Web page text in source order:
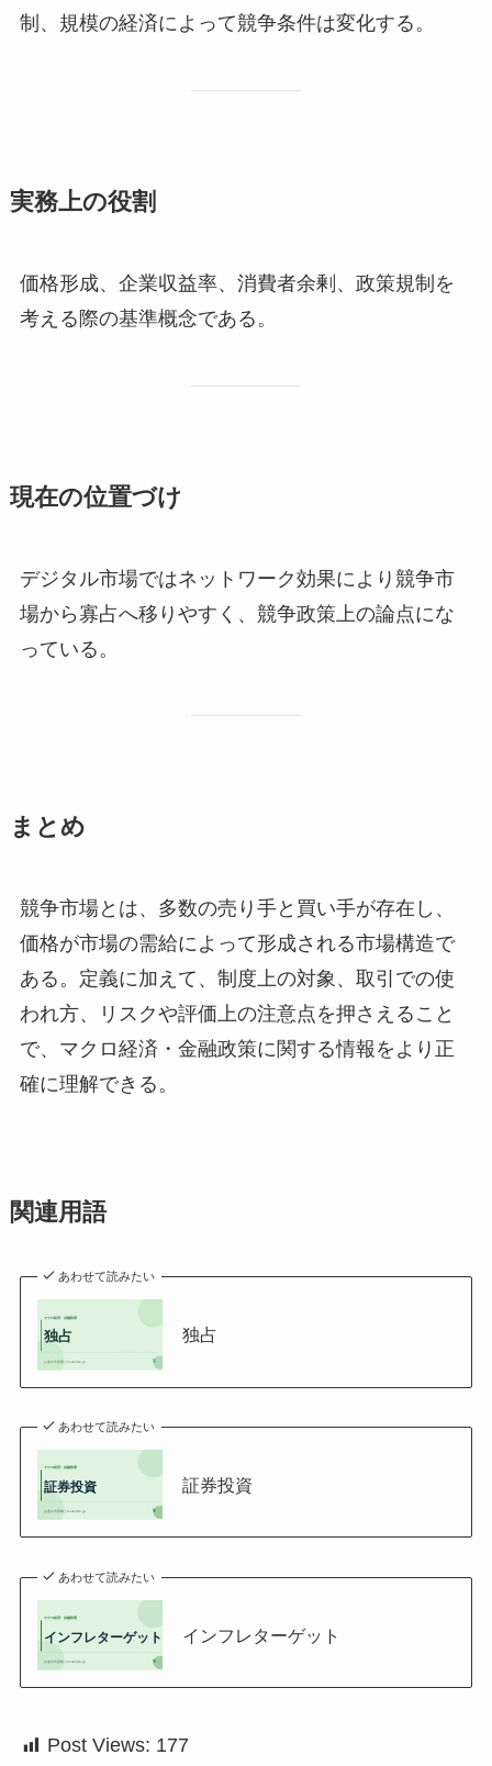
制、規模の経済によって競争条件は変化する。
実務上の役割
価格形成、企業収益率、消費者余剰、政策規制を
考える際の基準概念である。
現在の位置づけ
デジタル市場ではネットワーク効果により競争市
場から寡占へ移りやすく、競争政策上の論点にな
っている。
まとめ
競争市場とは、多数の売り手と買い手が存在し、
価格が市場の需給によって形成される市場構造で
ある。定義に加えて、制度上の対象、取引での使
われ方、リスクや評価上の注意点を押さえること
で、マクロ経済・金融政策に関する情報をより正
確に理解できる。
関連用語
あわせて読みたい
独占
あわせて読みたい
証券投資
あわせて読みたい
インフレターゲット
Post Views: 177